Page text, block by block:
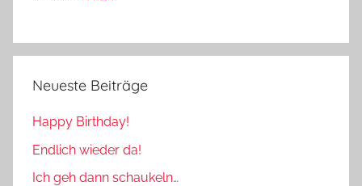
Neueste Beiträge
Happy Birthday!
Endlich wieder da!
Ich geh dann schaukeln…